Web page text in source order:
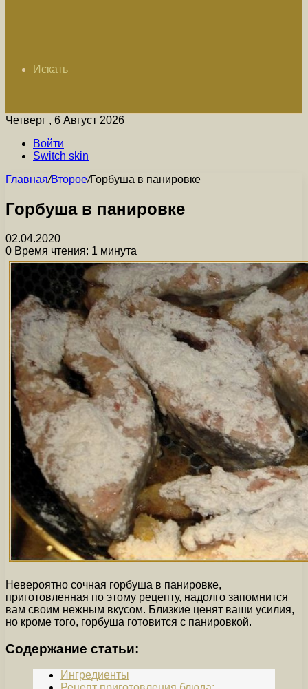
Искать
Четверг , 6 Август 2026
Войти
Switch skin
Главная/Второе/Горбуша в панировке
Горбуша в панировке
02.04.2020
0 Время чтения: 1 минута
Невероятно сочная горбуша в панировке,
приготовленная по этому рецепту, надолго запомнится
вам своим нежным вкусом. Близкие ценят ваши усилия,
но кроме того, горбуша готовится с панировкой.
Содержание статьи:
Ингредиенты